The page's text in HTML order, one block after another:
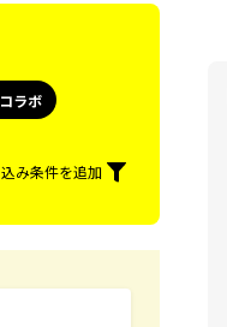
ラボ
み条件を追加